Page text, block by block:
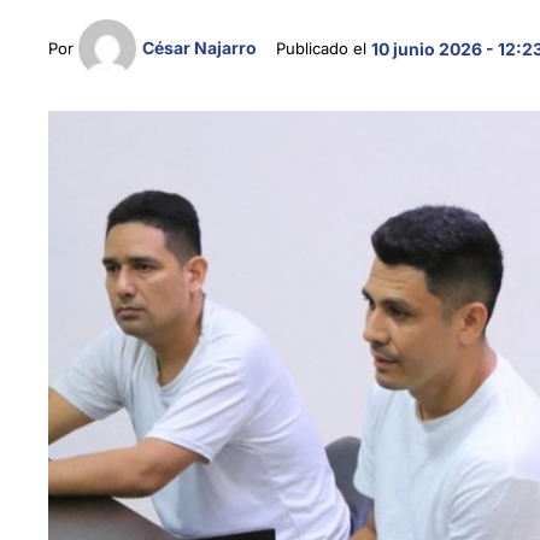
Por César Najarro Publicado el 10 junio 2026 -